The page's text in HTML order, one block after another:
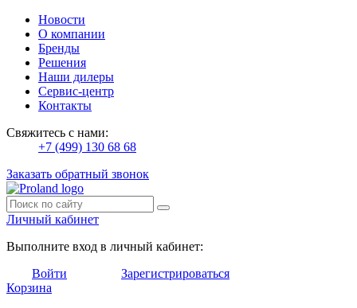
Новости
О компании
Бренды
Решения
Наши дилеры
Сервис-центр
Контакты
Свяжитесь с нами:
+7 (499) 130 68 68
Заказать обратный звонок
Личный кабинет
Выполните вход в личный кабинет:
Войти
Зарегистрироваться
Корзина